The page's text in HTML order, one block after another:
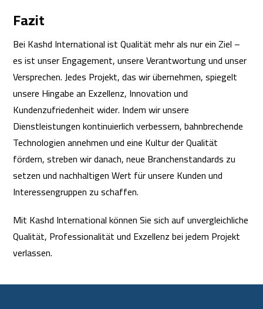
Fazit
Bei Kashd International ist Qualität mehr als nur ein Ziel –
es ist unser Engagement, unsere Verantwortung und unser
Versprechen. Jedes Projekt, das wir übernehmen, spiegelt
unsere Hingabe an Exzellenz, Innovation und
Kundenzufriedenheit wider. Indem wir unsere
Dienstleistungen kontinuierlich verbessern, bahnbrechende
Technologien annehmen und eine Kultur der Qualität
fördern, streben wir danach, neue Branchenstandards zu
setzen und nachhaltigen Wert für unsere Kunden und
Interessengruppen zu schaffen.
Mit Kashd International können Sie sich auf unvergleichliche
Qualität, Professionalität und Exzellenz bei jedem Projekt
verlassen.